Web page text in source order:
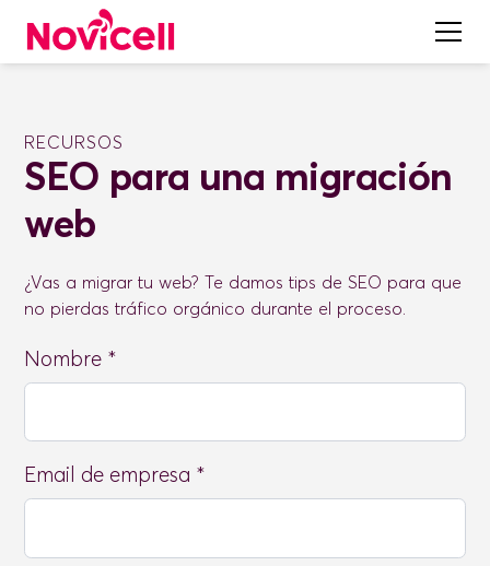
RECURSOS
SEO para una migración
web
¿Vas a migrar tu web? Te damos tips de SEO para que
no pierdas tráfico orgánico durante el proceso.
Nombre *
Email de empresa *